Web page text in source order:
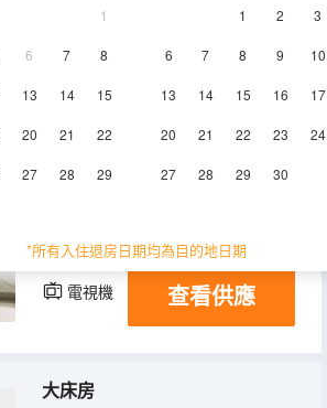
1
6 7 8
13 14 15
20 21 22
27 28 29
1
2 3
6 7 8 9 10
13 14 15 16 17
20 21 22 23 24
27 28 29 30
*所有入住退房日期均為目的地日期
空調
標準房
20㎡ 1-3層 空調
電視機 查看供應
大床房